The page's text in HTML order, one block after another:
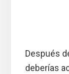
Después
deberías